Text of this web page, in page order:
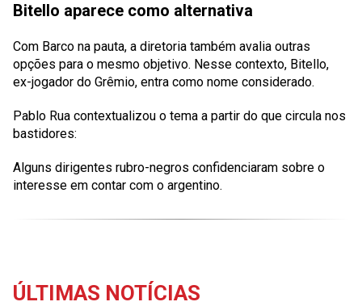
Bitello aparece como alternativa
Com Barco na pauta, a diretoria também avalia outras
opções para o mesmo objetivo. Nesse contexto, Bitello,
ex-jogador do Grêmio, entra como nome considerado.
Pablo Rua contextualizou o tema a partir do que circula nos
bastidores:
Alguns dirigentes rubro-negros confidenciaram sobre o
interesse em contar com o argentino.
ÚLTIMAS NOTÍCIAS